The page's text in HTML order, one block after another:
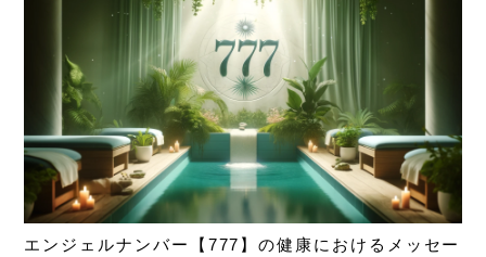
エンジェルナンバー【777】の健康におけるメッセー